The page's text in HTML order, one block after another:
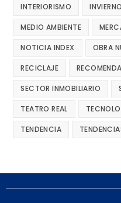
INTERIORISMO INVIERNO
MEDIO AMBIENTE
NOTICIA INDEX OBRA
RECICLAJE
SECTOR INMOBILIARIO
TEATRO REAL
TENDENCIA